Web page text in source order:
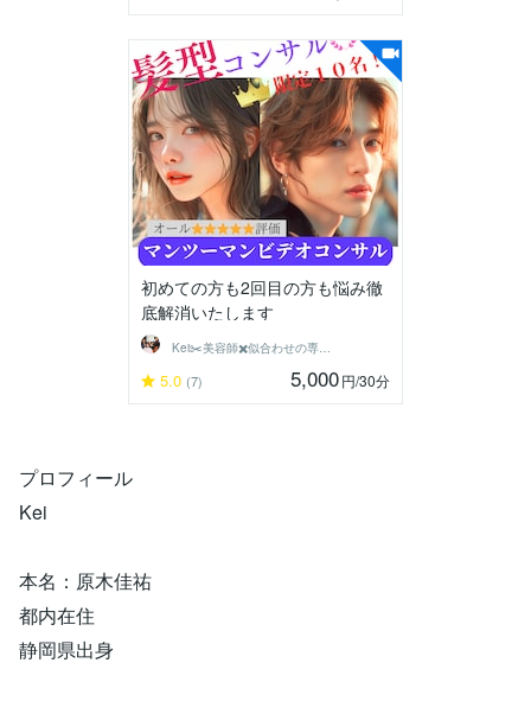
初めての方も2回目の方も悩み徹
底解消いたします
Kei✂️美容師✖️似合わせの専門家
5.0 (7) 5,000円/30分
プロフィール
Kei
本名：原木佳祐
都内在住
静岡県出身